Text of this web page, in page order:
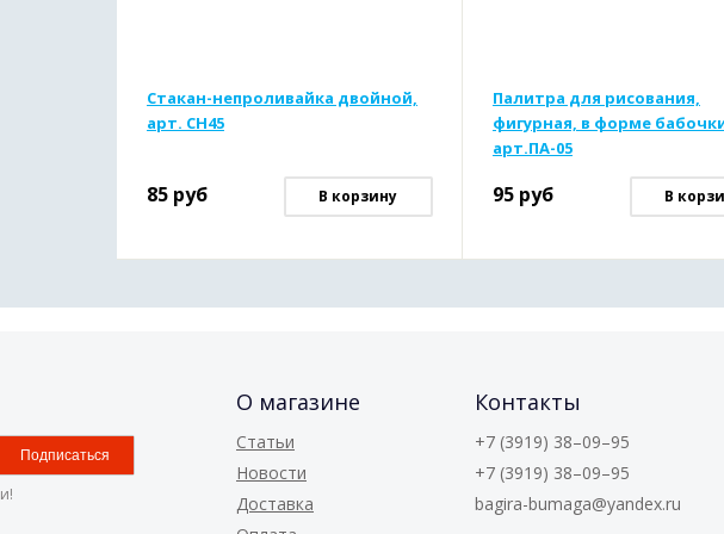
Стакан-непроливайка двойной,
арт. СН45
85 руб В корзину
Палитра для рисования,
фигурная, в форме
арт.ПА-05
95 руб В
Подписаться
О магазине
Статьи
Новости
Доставка
Контакты
+7 (3919) 38–09–95
+7 (3919) 38–09–95
bagira-bumaga@yandex.ru